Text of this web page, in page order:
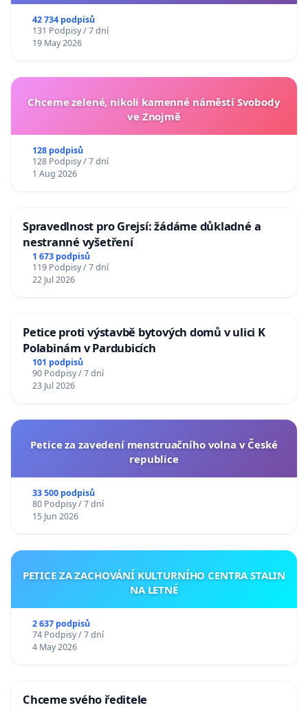
42 734 podpisů
131 Podpisy / 7 dní
19 May 2026
Chceme zelené, nikoli kamenné náměstí Svobody
ve Znojmě
128 podpisů
128 Podpisy / 7 dní
1 Aug 2026
Spravedlnost pro Grejsí: žádáme důkladné a
nestranné vyšetření
1 673 podpisů
119 Podpisy / 7 dní
22 Jul 2026
Petice proti výstavbě bytových domů v ulici K
Polabinám v Pardubicích
101 podpisů
90 Podpisy / 7 dní
23 Jul 2026
Petice za zavedení menstruačního volna v České
republice
33 500 podpisů
80 Podpisy / 7 dní
15 Jun 2026
PETICE ZA ZACHOVÁNÍ KULTURNÍHO CENTRA STALIN
NA LETNÉ
2 637 podpisů
74 Podpisy / 7 dní
4 May 2026
Chceme svého ředitele